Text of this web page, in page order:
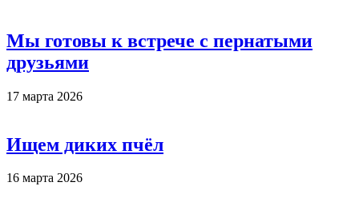
Мы готовы к встрече с пернатыми
друзьями
17 марта 2026
Ищем диких пчёл
16 марта 2026